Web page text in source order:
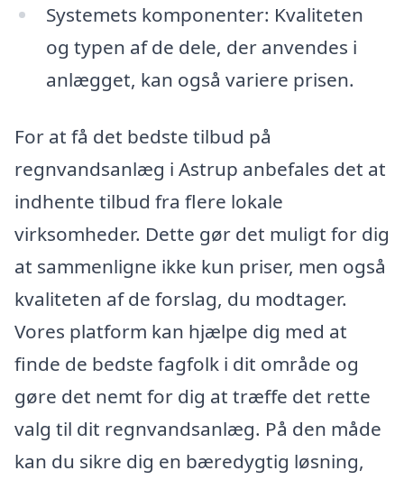
Systemets komponenter: Kvaliteten
og typen af de dele, der anvendes i
anlægget, kan også variere prisen.
For at få det bedste tilbud på
regnvandsanlæg i Astrup anbefales det at
indhente tilbud fra flere lokale
virksomheder. Dette gør det muligt for dig
at sammenligne ikke kun priser, men også
kvaliteten af de forslag, du modtager.
Vores platform kan hjælpe dig med at
finde de bedste fagfolk i dit område og
gøre det nemt for dig at træffe det rette
valg til dit regnvandsanlæg. På den måde
kan du sikre dig en bæredygtig løsning,